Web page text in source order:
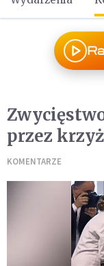
przez krzyż
KOMENTARZE